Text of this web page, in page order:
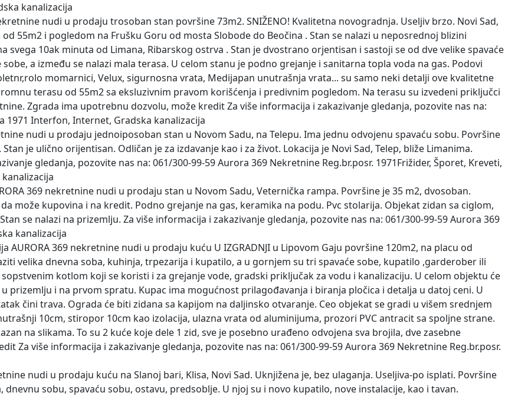
kanalizacija
nudi u prodaju trosoban stan površine 73m2. SNIŽENO! Kvalitetna novogradnja. Useljiv brzo. Novi Sad,
55m2 i pogledom na Frušku Goru od mosta Slobode do Beočina . Stan se nalazi u neposrednoj blizini
svega 10ak minuta od Limana, Ribarskog ostrva . Stan je dvostrano orjentisan i sastoji se od dve velike spavaće
a između se nalazi mala terasa. U celom stanu je podno grejanje i sanitarna topla voda na gas. Podovi
momarnici, Velux, sigurnosna vrata, Medijapan unutrašnja vrata... su samo neki detalji ove kvalitetne
terasu od 55m2 sa eksluzivnim pravom korišćenja i predivnim pogledom. Na terasu su izvedeni priključci
Zgrada ima upotrebnu dozvolu, može kredit Za više informacija i zakazivanje gledanja, pozovite nas na:
1971 Interfon, Internet, Gradska kanalizacija
nudi u prodaju jednoiposoban stan u Novom Sadu, na Telepu. Ima jednu odvojenu spavaću sobu. Površine
je ulično orijentisan. Odličan je za izdavanje kao i za život. Lokacija je Novi Sad, Telep, bliže Limanima.
gledanja, pozovite nas na: 061/300-99-59 Aurora 369 Nekretnine Reg.br.posr. 1971Frižider, Šporet, Kreveti,
369 nekretnine nudi u prodaju stan u Novom Sadu, Veternička rampa. Površine je 35 m2, dvosoban.
može kupovina i na kredit. Podno grejanje na gas, keramika na podu. Pvc stolarija. Objekat zidan sa ciglom,
se nalazi na prizemlju. Za više informacija i zakazivanje gledanja, pozovite nas na: 061/300-99-59 Aurora 369
kanalizacija
AURORA 369 nekretnine nudi u prodaju kuću U IZGRADNJI u Lipovom Gaju površine 120m2, na placu od
velika dnevna soba, kuhinja, trpezarija i kupatilo, a u gornjem su tri spavaće sobe, kupatilo ,garderober ili
kotlom koji se koristi i za grejanje vode, gradski priključak za vodu i kanalizaciju. U celom objektu će
i na prvom spratu. Kupac ima mogućnost prilagođavanja i biranja pločica i detalja u datoj ceni. U
čini trava. Ograda će biti zidana sa kapijom na daljinsko otvaranje. Ceo objekat se gradi u višem srednjem
10cm, stiropor 10cm kao izolacija, ulazna vrata od aluminijuma, prozori PVC antracit sa spoljne strane.
na slikama. To su 2 kuće koje dele 1 zid, sve je posebno urađeno odvojena sva brojila, dve zasebne
Za više informacija i zakazivanje gledanja, pozovite nas na: 061/300-99-59 Aurora 369 Nekretnine Reg.br.posr.
nudi u prodaju kuću na Slanoj bari, Klisa, Novi Sad. Uknjižena je, bez ulaganja. Useljiva-po isplati. Površine
sobu, spavaću sobu, ostavu, predsoblje. U njoj su i novo kupatilo, nove instalacije, kao i tavan.